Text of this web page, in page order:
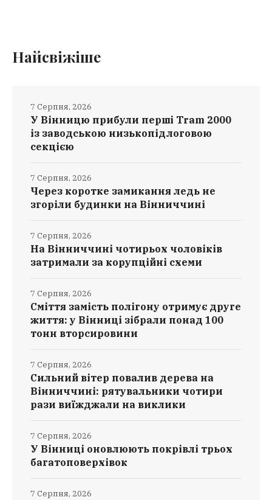
Найсвіжіше
У Вінницю прибули перші Tram 2000
із заводською низькопідлоговою
секцією
7 Серпня, 2026
Через коротке замикання ледь не
згоріли будинки на Вінниччині
7 Серпня, 2026
На Вінниччині чотирьох чоловіків
затримали за корупційні схеми
7 Серпня, 2026
Сміття замість полігону отримує друге
життя: у Вінниці зібрали понад 100
тонн вторсировини
7 Серпня, 2026
Сильний вітер повалив дерева на
Вінниччині: рятувальники чотири
рази виїжджали на виклики
7 Серпня, 2026
У Вінниці оновлюють покрівлі трьох
багатоповерхівок
7 Серпня, 2026
7 Серпня, 2026